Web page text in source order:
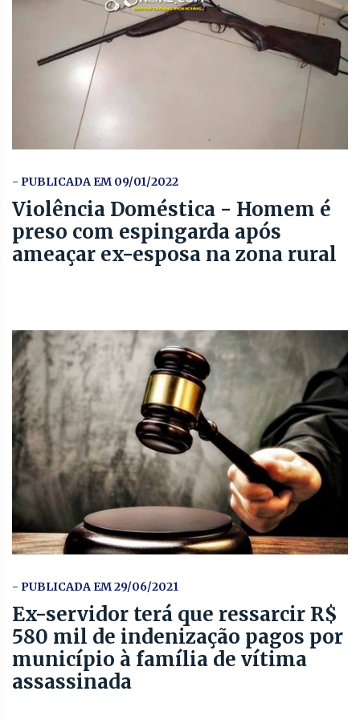
- PUBLICADA EM 09/01/2022
Violência Doméstica - Homem é
preso com espingarda após
ameaçar ex-esposa na zona rural
- PUBLICADA EM 29/06/2021
Ex-servidor terá que ressarcir R$
580 mil de indenização pagos por
município à família de vítima
assassinada